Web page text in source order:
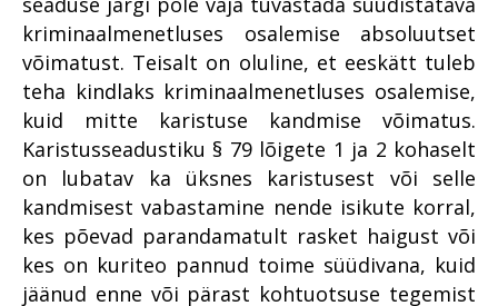
kriminaalmenetluses osalemise absoluutset
võimatust. Teisalt on oluline, et eeskätt tuleb
teha kindlaks kriminaalmenetluses osalemise,
kuid mitte karistuse kandmise võimatus.
Karistusseadustiku § 79 lõigete 1 ja 2 kohaselt
on lubatav ka üksnes karistusest või selle
kandmisest vabastamine nende isikute korral,
kes põevad parandamatult rasket haigust või
kes on kuriteo pannud toime süüdivana, kuid
jäänud enne või pärast kohtuotsuse tegemist